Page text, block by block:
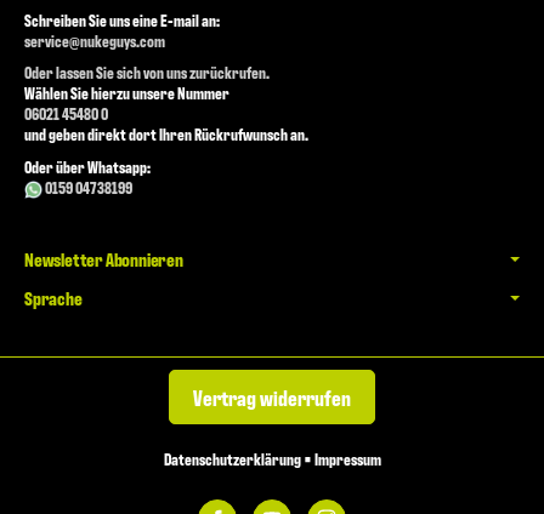
Schreiben Sie uns eine E-mail an:
service@nukeguys.com
Oder lassen Sie sich von uns zurückrufen.
Wählen Sie hierzu unsere Nummer
06021 45480 0
und geben direkt dort Ihren Rückrufwunsch an.
Oder über Whatsapp:
0159 04738199
Newsletter Abonnieren
Sprache
Vertrag widerrufen
Datenschutzerklärung•Impressum